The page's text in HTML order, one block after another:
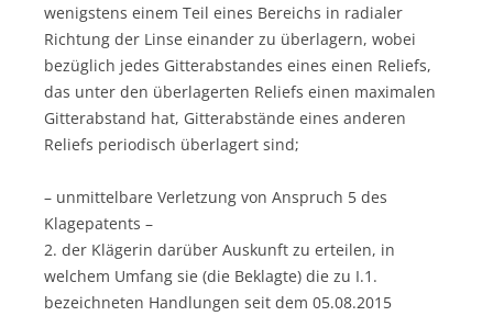
wenigstens einem Teil eines Bereichs in radialer
Richtung der Linse einander zu überlagern, wobei
bezüglich jedes Gitterabstandes eines einen Reliefs,
das unter den überlagerten Reliefs einen maximalen
Gitterabstand hat, Gitterabstände eines anderen
Reliefs periodisch überlagert sind;
– unmittelbare Verletzung von Anspruch 5 des
Klagepatents –
2. der Klägerin darüber Auskunft zu erteilen, in
welchem Umfang sie (die Beklagte) die zu I.1.
bezeichneten Handlungen seit dem 05.08.2015